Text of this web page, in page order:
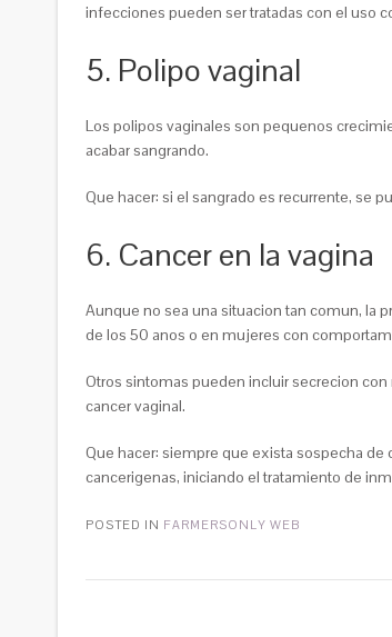
infecciones pueden ser tratadas con el uso
5. Polipo vaginal
Los polipos vaginales son pequenos
acabar sangrando.
Que hacer: si el sangrado es recurrente, se
6. Cancer en la vagina
Aunque no sea una situacion tan comun, la
de los 50 anos o en mujeres con
Otros sintomas pueden incluir secrecion
cancer vaginal.
Que hacer: siempre que exista sospecha de
cancerigenas, iniciando el tratamiento de
POSTED IN FARMERSONLY WEB